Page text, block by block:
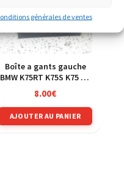
générales de ventes
Boîte a gants gauche
BMW K75RT K75S K75 RT
abs 89-97
8.00€
AJOUTER AU PANIER